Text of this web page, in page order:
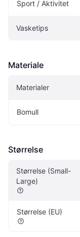
Sport / Aktivitet
Vasketips
Materiale
Materialer
Bomull
Størrelse
Størrelse (Small-
Large)
Størrelse (EU)